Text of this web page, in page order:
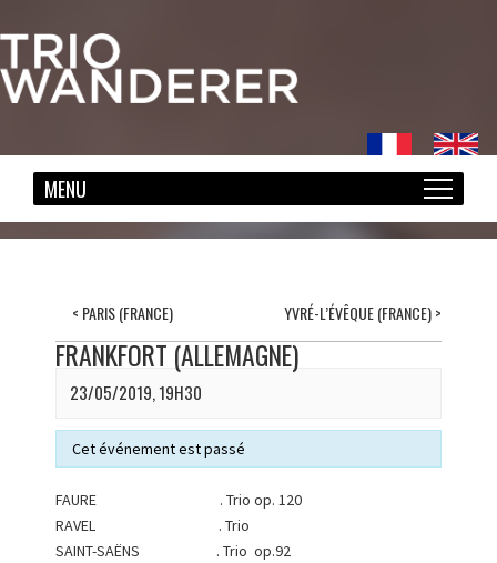
< PARIS (FRANCE) YVRÉ-L’ÉVÊQUE (FRANCE)>
FRANKFORT (ALLEMAGNE)
23/05/2019, 19H30
Cet événement est passé
FAURE . Trio op. 120
RAVEL . Trio
SAINT-SAËNS . Trio op.92